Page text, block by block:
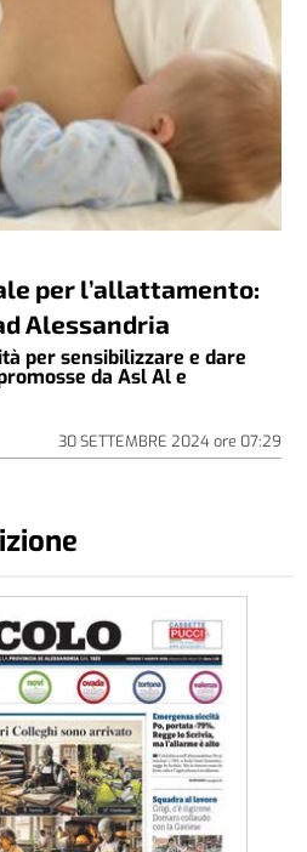
per l’allattamento:
Alessandria
per sensibilizzare e dare
da Asl Al e
30 SETTEMBRE 2024ore 07:29